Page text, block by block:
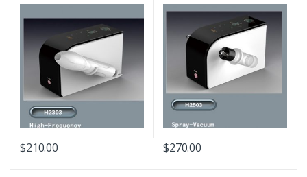
$210.00 $270.00